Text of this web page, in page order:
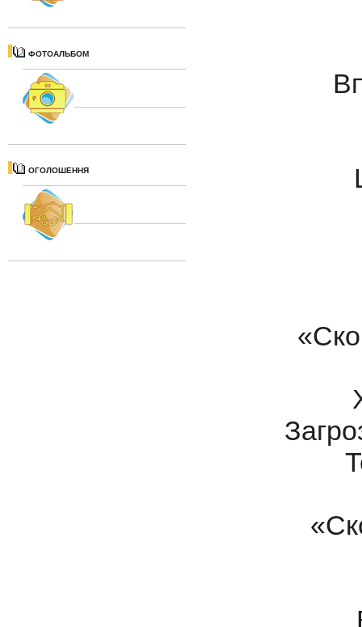
ФОТОАЛЬБОМ
ОГОЛОШЕННЯ